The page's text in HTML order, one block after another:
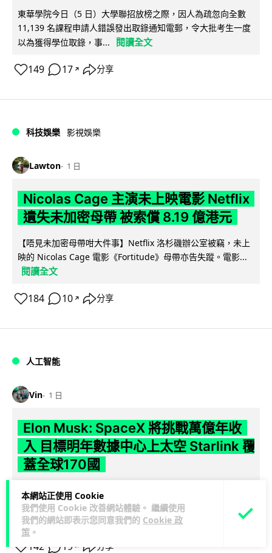
本網站正使用 Cookie
我們使用 Cookie 改善網站體驗。 繼續使用
我們的網站即表示您同意我們的 Cookie 政
策 。
東華學院今日（5 日）大學聯招放榜之際，因人為疏忽向全數
11,139 名課程申請人錯誤發出取錄通知電郵，令大批考生一度
以為獲得學位取錄，事...
閱讀全文
149 17 ↗ 分享
科技娛樂 影視娛樂
Lawton 1 日
Nicolas Cage 主演未上映電影 Netflix
遺失未加密母帶 被索償 8.19 億港元
【唔見未加密母帶咁大件事】Netflix 洛杉磯辦公室被竊，未上
映的 Nicolas Cage 電影《Fortitude》母帶亦告失蹤。電影...
閱讀全文
184 10 ↗ 分享
人工智能
Vin 1 日
Elon Musk: SpaceX 將挑戰萬億年收
入 目標明年數據中心上太空 Starlink 覆
蓋全球170國
SpaceX 公佈最新第二季業績，受惠 Starlink 與 AI 業務帶動，
季度收入按年飆升 92% 至 78 億美元。行政總裁 Elon...
全文
142 19 ↗ 分享